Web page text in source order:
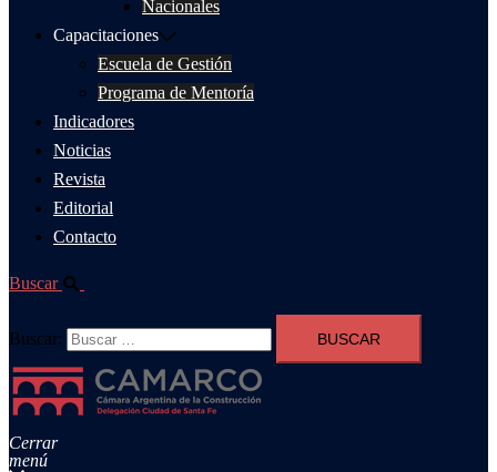
Nacionales
Capacitaciones
Escuela de Gestión
Programa de Mentoría
Indicadores
Noticias
Revista
Editorial
Contacto
Buscar
Buscar:
Cerrar
menú